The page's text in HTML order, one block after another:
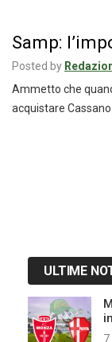
Samp:
Posted by
Ammetto che
acquistare Cassano
ULTIME